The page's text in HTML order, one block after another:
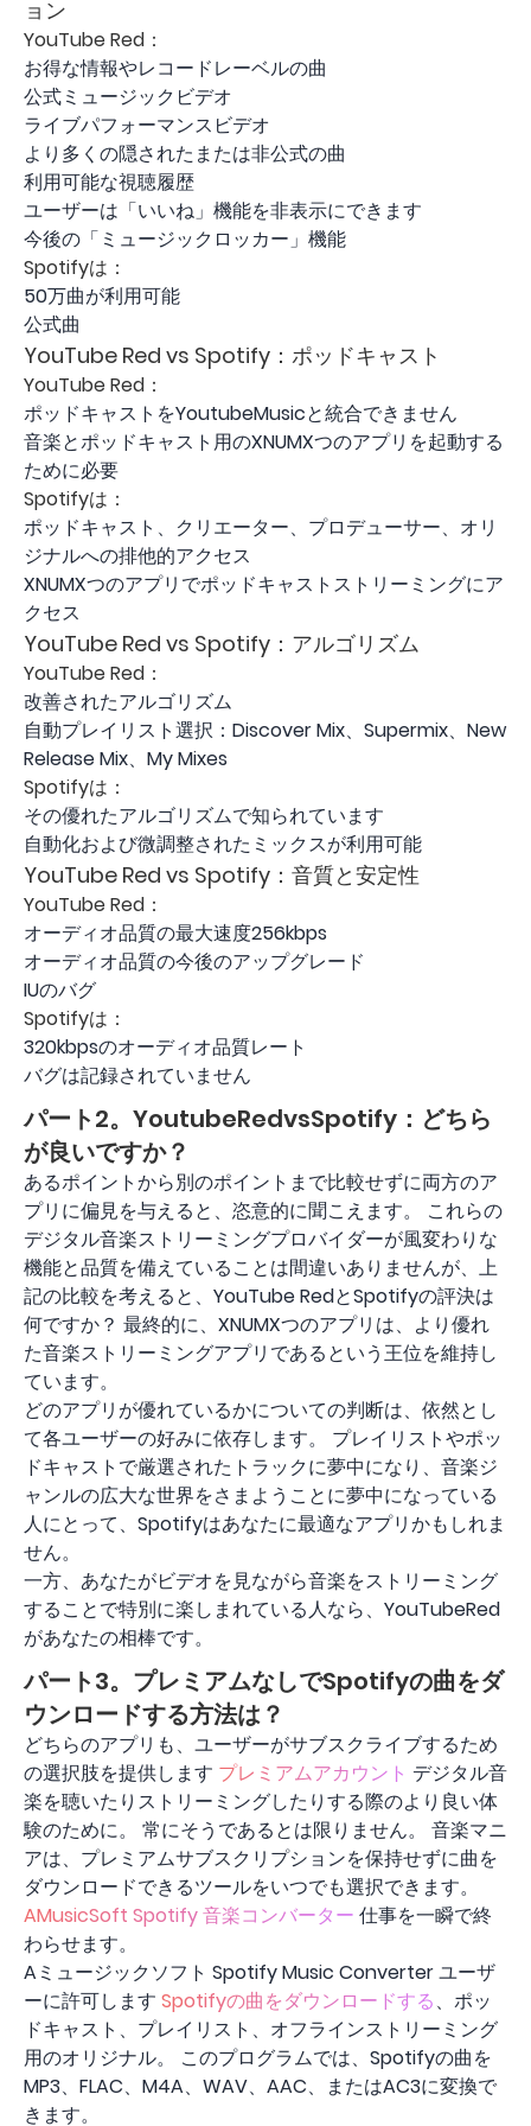
ョン
YouTube Red：
お得な情報やレコードレーベルの曲
公式ミュージックビデオ
ライブパフォーマンスビデオ
より多くの隠されたまたは非公式の曲
利用可能な視聴履歴
ユーザーは「いいね」機能を非表示にできます
今後の「ミュージックロッカー」機能
Spotifyは：
50万曲が利用可能
公式曲
YouTube Red vs Spotify：ポッドキャスト
YouTube Red：
ポッドキャストをYoutubeMusicと統合できません
音楽とポッドキャスト用のXNUMXつのアプリを起動する
ために必要
Spotifyは：
ポッドキャスト、クリエーター、プロデューサー、オリ
ジナルへの排他的アクセス
XNUMXつのアプリでポッドキャストストリーミングにア
クセス
YouTube Red vs Spotify：アルゴリズム
YouTube Red：
改善されたアルゴリズム
自動プレイリスト選択：Discover Mix、Supermix、New
Release Mix、My Mixes
Spotifyは：
その優れたアルゴリズムで知られています
自動化および微調整されたミックスが利用可能
YouTube Red vs Spotify：音質と安定性
YouTube Red：
オーディオ品質の最大速度256kbps
オーディオ品質の今後のアップグレード
IUのバグ
Spotifyは：
320kbpsのオーディオ品質レート
バグは記録されていません
パート2。YoutubeRedvsSpotify：どちら
が良いですか？
あるポイントから別のポイントまで比較せずに両方のア
プリに偏見を与えると、恣意的に聞こえます。 これらの
デジタル音楽ストリーミングプロバイダーが風変わりな
機能と品質を備えていることは間違いありませんが、上
記の比較を考えると、YouTube RedとSpotifyの評決は
何ですか？ 最終的に、XNUMXつのアプリは、より優れ
た音楽ストリーミングアプリであるという王位を維持し
ています。
どのアプリが優れているかについての判断は、依然とし
て各ユーザーの好みに依存します。 プレイリストやポッ
ドキャストで厳選されたトラックに夢中になり、音楽ジ
ャンルの広大な世界をさまようことに夢中になっている
人にとって、Spotifyはあなたに最適なアプリかもしれま
せん。
一方、あなたがビデオを見ながら音楽をストリーミング
することで特別に楽しまれている人なら、YouTubeRed
があなたの相棒です。
パート3。プレミアムなしでSpotifyの曲をダ
ウンロードする方法は？
どちらのアプリも、ユーザーがサブスクライブするため
の選択肢を提供します プレミアムアカウント デジタル音
楽を聴いたりストリーミングしたりする際のより良い体
験のために。 常にそうであるとは限りません。 音楽マニ
アは、プレミアムサブスクリプションを保持せずに曲を
ダウンロードできるツールをいつでも選択できます。
AMusicSoft Spotify 音楽コンバーター 仕事を一瞬で終
わらせます。
Aミュージックソフト Spotify Music Converter ユーザ
ーに許可します Spotifyの曲をダウンロードする、ポッ
ドキャスト、プレイリスト、オフラインストリーミング
用のオリジナル。 このプログラムでは、Spotifyの曲を
MP3、FLAC、M4A、WAV、AAC、またはAC3に変換で
きます。